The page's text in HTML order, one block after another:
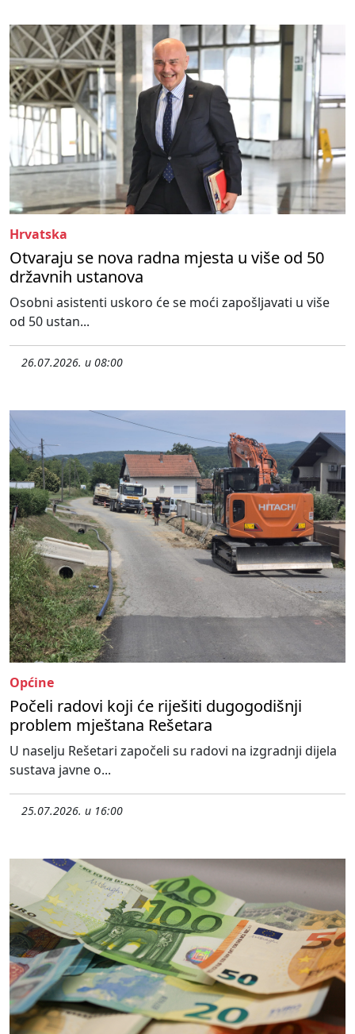
Hrvatska
Otvaraju se nova radna mjesta u više od 50
državnih ustanova
Osobni asistenti uskoro će se moći zapošljavati u više
od 50 ustan...
26.07.2026. u 08:00
Općine
Počeli radovi koji će riješiti dugogodišnji
problem mještana Rešetara
U naselju Rešetari započeli su radovi na izgradnji dijela
sustava javne o...
25.07.2026. u 16:00